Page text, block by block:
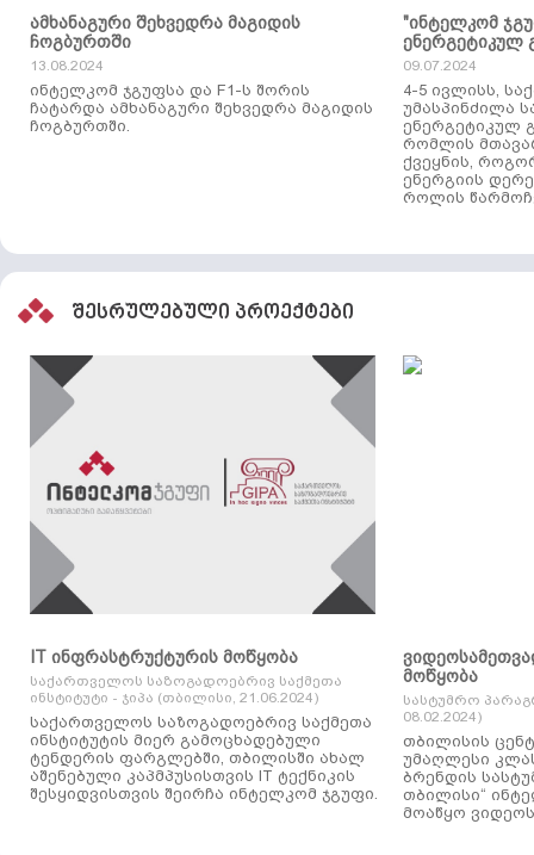
ამხანაგური შეხვედრა მაგიდის
ჩოგბურთში
13.08.2024
ინტელკომ ჯგუფსა და F1-ს შორის
ჩატარდა ამხანაგური შეხვედრა მაგიდის
ჩოგბურთში.
"ინტელკომ
ენერგეტიკულ
09.07.2024
4-5 ივლისს,
უმასპინძილა
ენერგეტიკულ
რომლის
ქვეყნის,
ენერგიის
როლის
შესრულებული პროექტები
IT ინფრასტრუქტურის მოწყობა
საქართველოს საზოგადოებრივ საქმეთა
ინსტიტუტი - ჯიპა (თბილისი, 21.06.2024)
საქართველოს საზოგადოებრივ საქმეთა
ინსტიტუტის მიერ გამოცხადებული
ტენდერის ფარგლებში, თბილისში ახალ
აშენებული კაპმპუსისთვის IT ტექნიკის
შესყიდვისთვის შეირჩა ინტელკომ ჯგუფი.
მოწყობა
სასტუმრო
08.02.2024)
თბილისის
უმაღლესი
ბრენდის
თბილისი“
მოაწყო